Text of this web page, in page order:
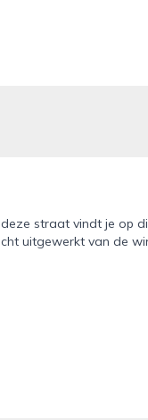
straat vindt je op
uitgewerkt van de